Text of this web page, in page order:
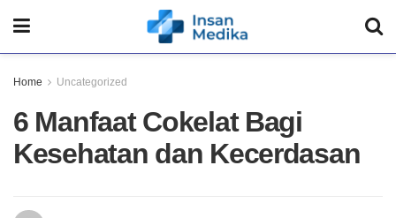
Home Uncategorized
6 Manfaat Cokelat Bagi
Kesehatan dan Kecerdasan